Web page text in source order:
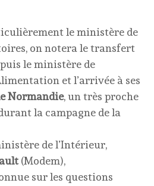
le ministère de
on notera le transfert
le ministère de
et l’arrivée à ses
Normandie, un très proche
la campagne de la
de l’Intérieur,
(Modem),
sur les questions